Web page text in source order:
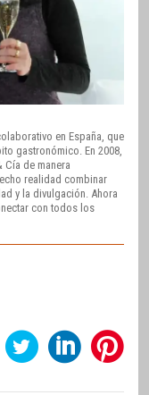
en España, que
gastronómico. En 2008,
Cía de manera
realidad combinar
y la divulgación. Ahora
con todos los